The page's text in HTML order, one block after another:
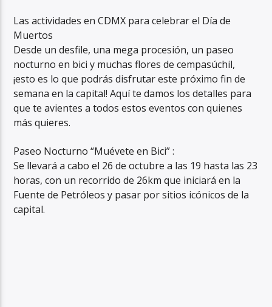
Las actividades en CDMX para celebrar el Día de
Muertos
Desde un desfile, una mega procesión, un paseo
nocturno en bici y muchas flores de cempasúchil,
¡esto es lo que podrás disfrutar este próximo fin de
semana en la capital! Aquí te damos los detalles para
que te avientes a todos estos eventos con quienes
más quieres.
Paseo Nocturno “Muévete en Bici” :
Se llevará a cabo el 26 de octubre a las 19 hasta las 23
horas, con un recorrido de 26km que iniciará en la
Fuente de Petróleos y pasar por sitios icónicos de la
capital.